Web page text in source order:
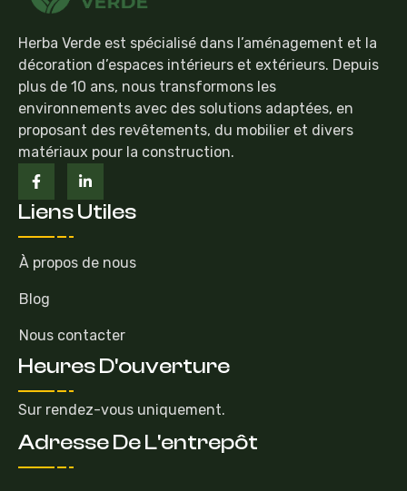
Herba Verde est spécialisé dans l’aménagement et la
décoration d’espaces intérieurs et extérieurs. Depuis
plus de 10 ans, nous transformons les
environnements avec des solutions adaptées, en
proposant des revêtements, du mobilier et divers
matériaux pour la construction.
Liens Utiles
À propos de nous
Blog
Nous contacter
Heures D'ouverture
Sur rendez-vous uniquement.
Adresse De L'entrepôt